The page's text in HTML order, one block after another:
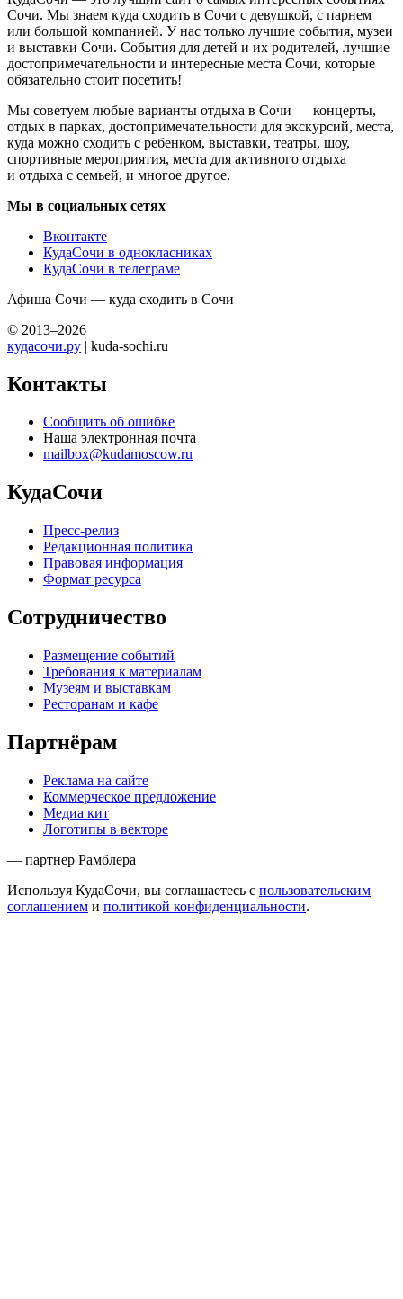
Сочи. Мы знаем куда сходить в Сочи с девушкой, с парнем
или большой компанией. У нас только лучшие события, музеи
и выставки Сочи. События для детей и их родителей, лучшие
достопримечательности и интересные места Сочи, которые
обязательно стоит посетить!
Мы советуем любые варианты отдыха в Сочи — концерты,
отдых в парках, достопримечательности для экскурсий, места,
куда можно сходить с ребенком, выставки, театры, шоу,
спортивные мероприятия, места для активного отдыха
и отдыха с семьей, и многое другое.
Мы в социальных сетях
Вконтакте
КудаСочи в однокласниках
КудаСочи в телеграме
Афиша Сочи — куда сходить в Сочи
© 2013–2026
кудасочи.ру | kuda-sochi.ru
Контакты
Сообщить об ошибке
Наша электронная почта
mailbox@kudamoscow.ru
КудаСочи
Пресс-релиз
Редакционная политика
Правовая информация
Формат ресурса
Сотрудничество
Размещение событий
Требования к материалам
Музеям и выставкам
Ресторанам и кафе
Партнёрам
Реклама на сайте
Коммерческое предложение
Медиа кит
Логотипы в векторе
— партнер Рамблера
Используя КудаСочи, вы соглашаетесь с пользовательским
соглашением и политикой конфиденциальности.